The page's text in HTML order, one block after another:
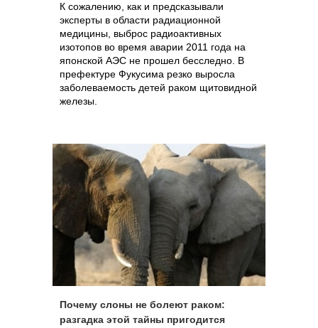
К сожалению, как и предсказывали
эксперты в области радиационной
медицины, выброс радиоактивных
изотопов во время аварии 2011 года на
японской АЭС не прошел бесследно. В
префектуре Фукусима резко выросла
заболеваемость детей раком щитовидной
железы.
Почему слоны не болеют раком:
разгадка этой тайны пригодится